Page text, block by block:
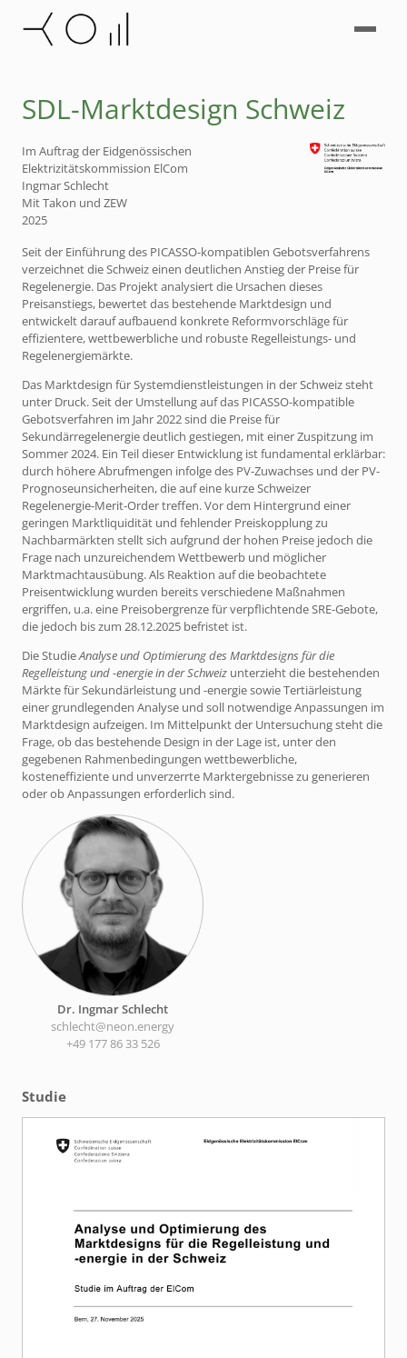
SDL-Marktdesign Schweiz
Im Auftrag der Eidgenössischen
Elektrizitätskommission ElCom
Ingmar Schlecht
Mit Takon und ZEW
2025
Seit der Einführung des PICASSO-kompatiblen Gebotsverfahrens
verzeichnet die Schweiz einen deutlichen Anstieg der Preise für
Regelenergie. Das Projekt analysiert die Ursachen dieses
Preisanstiegs, bewertet das bestehende Marktdesign und
entwickelt darauf aufbauend konkrete Reformvorschläge für
effizientere, wettbewerbliche und robuste Regelleistungs- und
Regelenergiemärkte.
Das Marktdesign für Systemdienstleistungen in der Schweiz steht
unter Druck. Seit der Umstellung auf das PICASSO-kompatible
Gebotsverfahren im Jahr 2022 sind die Preise für
Sekundärregelenergie deutlich gestiegen, mit einer Zuspitzung im
Sommer 2024. Ein Teil dieser Entwicklung ist fundamental erklärbar:
durch höhere Abrufmengen infolge des PV-Zuwachses und der PV-
Prognoseunsicherheiten, die auf eine kurze Schweizer
Regelenergie-Merit-Order treffen. Vor dem Hintergrund einer
geringen Marktliquidität und fehlender Preiskopplung zu
Nachbarmärkten stellt sich aufgrund der hohen Preise jedoch die
Frage nach unzureichendem Wettbewerb und möglicher
Marktmachtausübung. Als Reaktion auf die beobachtete
Preisentwicklung wurden bereits verschiedene Maßnahmen
ergriffen, u.a. eine Preisobergrenze für verpflichtende SRE-Gebote,
die jedoch bis zum 28.12.2025 befristet ist.
Die StudieAnalyse und Optimierung des Marktdesigns für die
Regelleistung und -energie in der Schweiz unterzieht die bestehenden
Märkte für Sekundärleistung und -energie sowie Tertiärleistung
einer grundlegenden Analyse und soll notwendige Anpassungen im
Marktdesign aufzeigen. Im Mittelpunkt der Untersuchung steht die
Frage, ob das bestehende Design in der Lage ist, unter den
gegebenen Rahmenbedingungen wettbewerbliche,
kosteneffiziente und unverzerrte Marktergebnisse zu generieren
oder ob Anpassungen erforderlich sind.
Dr. Ingmar Schlecht
schlecht@neon.energy
+49 177 86 33 526
Studie